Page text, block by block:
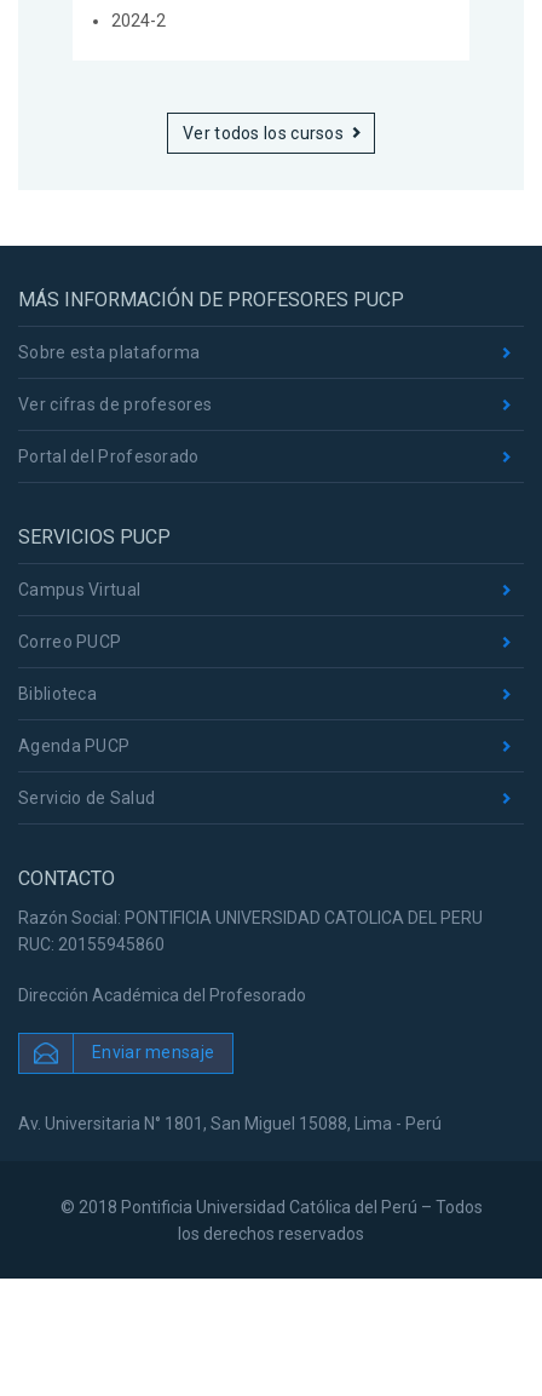
2024-2
Ver todos los cursos
MÁS INFORMACIÓN DE PROFESORES PUCP
Sobre esta plataforma
Ver cifras de profesores
Portal del Profesorado
SERVICIOS PUCP
Campus Virtual
Correo PUCP
Biblioteca
Agenda PUCP
Servicio de Salud
CONTACTO
Razón Social: PONTIFICIA UNIVERSIDAD CATOLICA DEL PERU
RUC: 20155945860
Dirección Académica del Profesorado
Enviar mensaje
Av. Universitaria N° 1801, San Miguel 15088, Lima - Perú
© 2018 Pontificia Universidad Católica del Perú – Todos
los derechos reservados